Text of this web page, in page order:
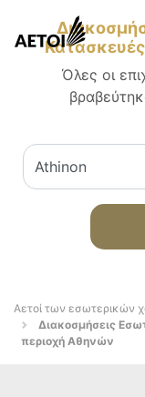
Όλες οι
Αετοί των εσωτερικών
Διακοσμήσεις
περιοχή Αθηνών